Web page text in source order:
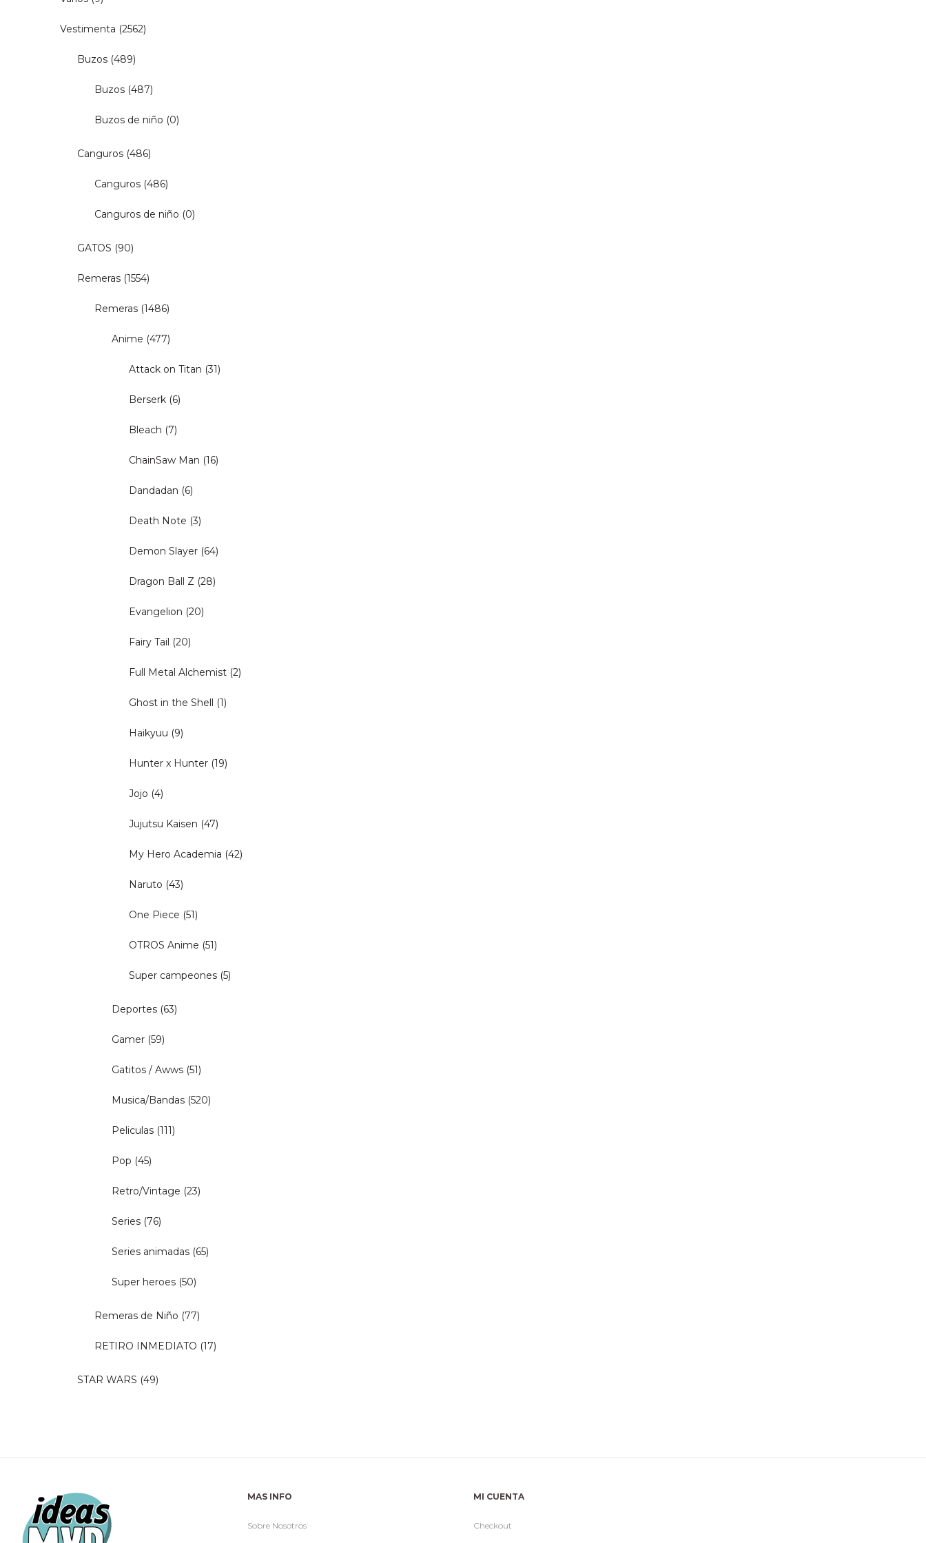
Vestimenta (2562)
Buzos (489)
Buzos (487)
Buzos de niño (0)
Canguros (486)
Canguros (486)
Canguros de niño (0)
GATOS (90)
Remeras (1554)
Remeras (1486)
Anime (477)
Attack on Titan (31)
Berserk (6)
Bleach (7)
ChainSaw Man (16)
Dandadan (6)
Death Note (3)
Demon Slayer (64)
Dragon Ball Z (28)
Evangelion (20)
Fairy Tail (20)
Full Metal Alchemist (2)
Ghost in the Shell (1)
Haikyuu (9)
Hunter x Hunter (19)
Jojo (4)
Jujutsu Kaisen (47)
My Hero Academia (42)
Naruto (43)
One Piece (51)
OTROS Anime (51)
Super campeones (5)
Deportes (63)
Gamer (59)
Gatitos / Awws (51)
Musica/Bandas (520)
Peliculas (111)
Pop (45)
Retro/Vintage (23)
Series (76)
Series animadas (65)
Super heroes (50)
Remeras de Niño (77)
RETIRO INMEDIATO (17)
STAR WARS (49)
MAS INFO
Sobre Nosotros
MI CUENTA
Checkout